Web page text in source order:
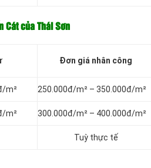
Cát của Thái Sơn
Đơn giá nhân công
m² 250.000đ/m² – 350.000đ/m²
m² 300.000đ/m² – 400.000đ/m²
Tuỳ thực tế